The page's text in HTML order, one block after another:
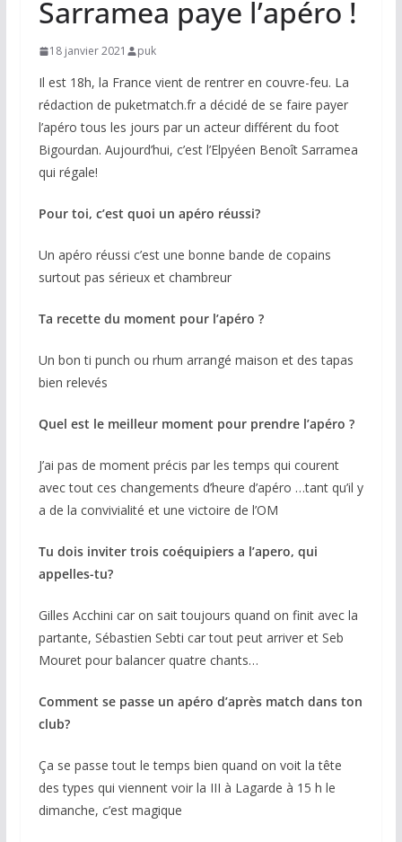
Sarramea paye l’apéro !
18 janvier 2021 puk
Il est 18h, la France vient de rentrer en couvre-feu. La
rédaction de puketmatch.fr a décidé de se faire payer
l’apéro tous les jours par un acteur différent du foot
Bigourdan. Aujourd’hui, c’est l’Elpyéen Benoît Sarramea
qui régale!
Pour toi, c’est quoi un apéro réussi?
Un apéro réussi c’est une bonne bande de copains
surtout pas sérieux et chambreur
Ta recette du moment pour l’apéro ?
Un bon ti punch ou rhum arrangé maison et des tapas
bien relevés
Quel est le meilleur moment pour prendre l’apéro ?
J’ai pas de moment précis par les temps qui courent
avec tout ces changements d’heure d’apéro …tant qu’il y
a de la convivialité et une victoire de l’OM
Tu dois inviter trois coéquipiers a l’apero, qui
appelles-tu?
Gilles Acchini car on sait toujours quand on finit avec la
partante, Sébastien Sebti car tout peut arriver et Seb
Mouret pour balancer quatre chants…
Comment se passe un apéro d’après match dans ton
club?
Ça se passe tout le temps bien quand on voit la tête
des types qui viennent voir la III à Lagarde à 15 h le
dimanche, c’est magique